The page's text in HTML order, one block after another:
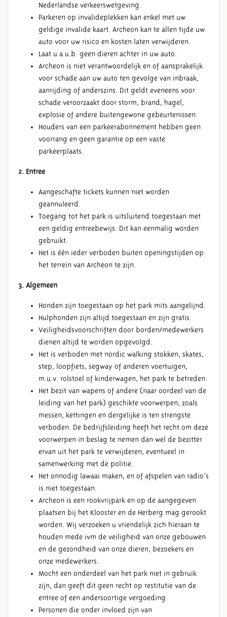
Nederlandse verkeerswetgeving.
Parkeren op invalideplekken kan enkel met uw
geldige invalide kaart. Archeon kan te allen tijde uw
auto voor uw risico en kosten laten verwijderen.
Laat u a.u.b. geen dieren achter in uw auto.
Archeon is niet verantwoordelijk en of aansprakelijk
voor schade aan uw auto ten gevolge van inbraak,
aanrijding of anderszins. Dit geldt eveneens voor
schade veroorzaakt door storm, brand, hagel,
explosie of andere buitengewone gebeurtenissen.
Houders van een parkeerabonnement hebben geen
voorrang en geen garantie op een vaste
parkeerplaats.
2. Entree
Aangeschafte tickets kunnen niet worden
geannuleerd.
Toegang tot het park is uitsluitend toegestaan met
een geldig entreebewijs. Dit kan eenmalig worden
gebruikt.
Het is één ieder verboden buiten openingstijden op
het terrein van Archeon te zijn.
3. Algemeen
Honden zijn toegestaan op het park mits aangelijnd.
Hulphonden zijn altijd toegestaan en zijn gratis.
Veiligheidsvoorschriften door borden/medewerkers
dienen altijd te worden opgevolgd.
Het is verboden met nordic walking stokken, skates,
step, loopfiets, segway of anderen voertuigen,
m.u.v. rolstoel of kinderwagen, het park te betreden.
Het bezit van wapens of andere (naar oordeel van de
leiding van het park) geschikte voorwerpen, zoals
messen, kettingen en dergelijke is ten strengste
verboden. De bedrijfsleiding heeft het recht om deze
voorwerpen in beslag te nemen dan wel de bezitter
ervan uit het park te verwijderen, eventueel in
samenwerking met de politie.
Het onnodig lawaai maken, en of afspelen van radio’s
is niet toegestaan.
Archeon is een rookvrijpark en op de aangegeven
plaatsen bij het Klooster en de Herberg mag gerookt
worden. Wij verzoeken u vriendelijk zich hieraan te
houden mede ivm de veiligheid van onze gebouwen
en de gezondheid van onze dieren, bezoekers en
onze medewerkers.
Mocht een onderdeel van het park niet in gebruik
zijn, dan geeft dit geen recht op restitutie van de
entree of een andersoortige vergoeding.
Personen die onder invloed zijn van